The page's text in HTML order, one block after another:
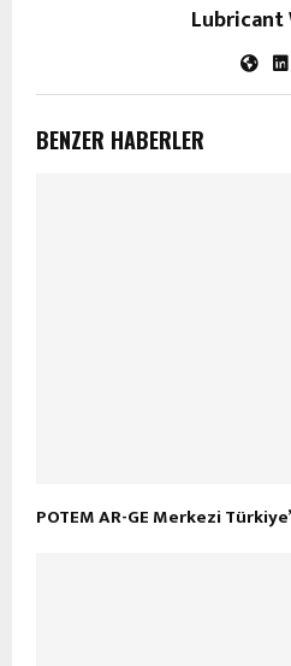
BENZER HABERLER
POTEM AR-GE Merkezi